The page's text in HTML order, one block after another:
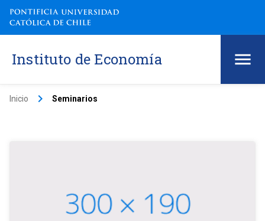
Instituto de Economía
Inicio keyboard_arrow_right Seminarios